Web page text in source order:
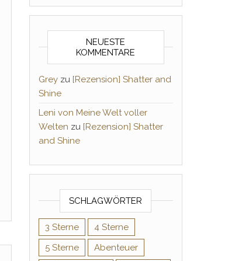
NEUESTE
KOMMENTARE
Greyzu [Rezension] Shatter and
Shine
Leni von Meine Welt voller
Welten zu [Rezension] Shatter
and Shine
SCHLAGWÖRTER
3 Sterne
4 Sterne
5 Sterne
Abenteuer